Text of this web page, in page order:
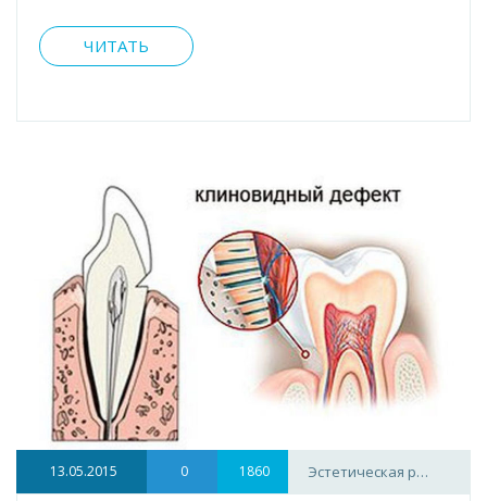
ЧИТАТЬ
13.05.2015 0 1860 Эстетическая р…